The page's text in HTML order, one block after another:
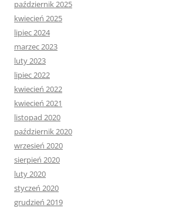
październik 2025
kwiecień 2025
lipiec 2024
marzec 2023
luty 2023
lipiec 2022
kwiecień 2022
kwiecień 2021
listopad 2020
październik 2020
wrzesień 2020
sierpień 2020
luty 2020
styczeń 2020
grudzień 2019